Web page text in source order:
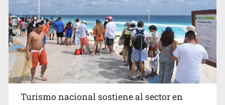
Turismo nacional sostiene al sector en